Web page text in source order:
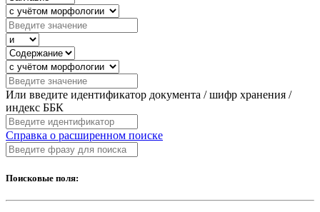
Или введите идентификатор документа / шифр хранения /
индекс ББК
Справка о расширенном поиске
Поисковые поля: